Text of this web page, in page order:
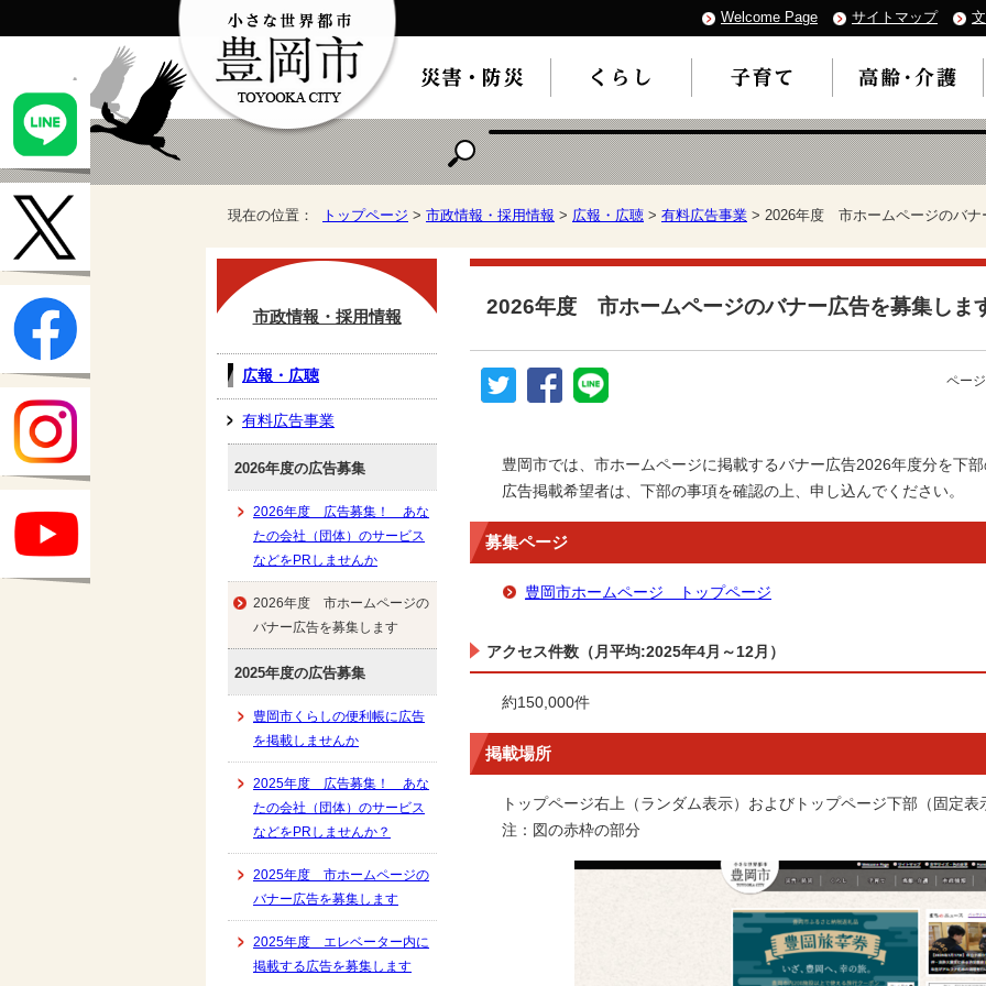
Welcome Page サイトマップ
現在の位置： トップページ > 市政情報・採用情報 > 広報・広聴 > 有料広告事業 > 2026年度 市ホームページのバナ
2026年度 市ホームページのバナー広告を募集しま
ペー
豊岡市では、市ホームページに掲載するバナー広告2026年度分を下
広告掲載希望者は、下部の事項を確認の上、申し込んでください。
募集ページ
豊岡市ホームページ トップページ
アクセス件数（月平均:2025年4月～12月）
約150,000件
掲載場所
トップページ右上（ランダム表示）およびトップページ下部（固定表
注：図の赤枠の部分
市政情報・採用情報
広報・広聴
有料広告事業
2026年度の広告募集
2026年度 広告募集！ あな
たの会社（団体）のサービス
などをPRしませんか
2026年度 市ホームページの
バナー広告を募集します
2025年度の広告募集
豊岡市くらしの便利帳に広告
を掲載しませんか
2025年度 広告募集！ あな
たの会社（団体）のサービス
などをPRしませんか？
2025年度 市ホームページの
バナー広告を募集します
2025年度 エレベーター内に
掲載する広告を募集します